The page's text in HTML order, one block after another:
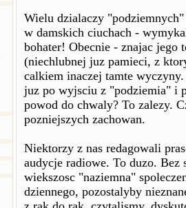
Wielu dzialaczy
w damskich ciuchach -
bohater! Obecnie - znajac jego
(niechlubnej juz pamieci, z
calkiem inaczej tamte
juz po wyjsciu z "podziemia" i
powod do chwaly? To zalezy.
pozniejszych zachowan.
Niektorzy z nas redagowali
audycje radiowe. To duzo.
wiekszosc "naziemna"
dziennego, pozostalyby